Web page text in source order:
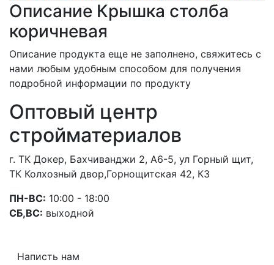
Описание Крышка столба
коричневая
Описание продукта еще не заполнено, свяжитесь с
нами любым удобным способом для получения
подробной информации по продукту
Оптовый центр
стройматериалов
г. ТК Докер, Бахчиванджи 2, А6-5, ул Горный щит,
ТК Колхозный двор,Горнощитская 42, К3
ПН-ВС: 10:00 - 18:00
СБ,ВС: выходной
Написть нам